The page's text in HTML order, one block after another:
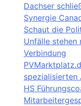
Dachser
Synergie
Schaut die
Unfälle
Verbindung
spezialisierten
HS